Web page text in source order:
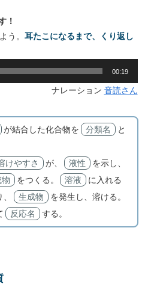
！
う。 耳たこになるまで、くり返し
00:19
ナレーション 音読さん
が結合した化合物を 分類名
と
けやすさ が、 液性
を示し、
をつくる。 溶液
に入れる
生成物
を発生し、溶ける。
反応名 する。